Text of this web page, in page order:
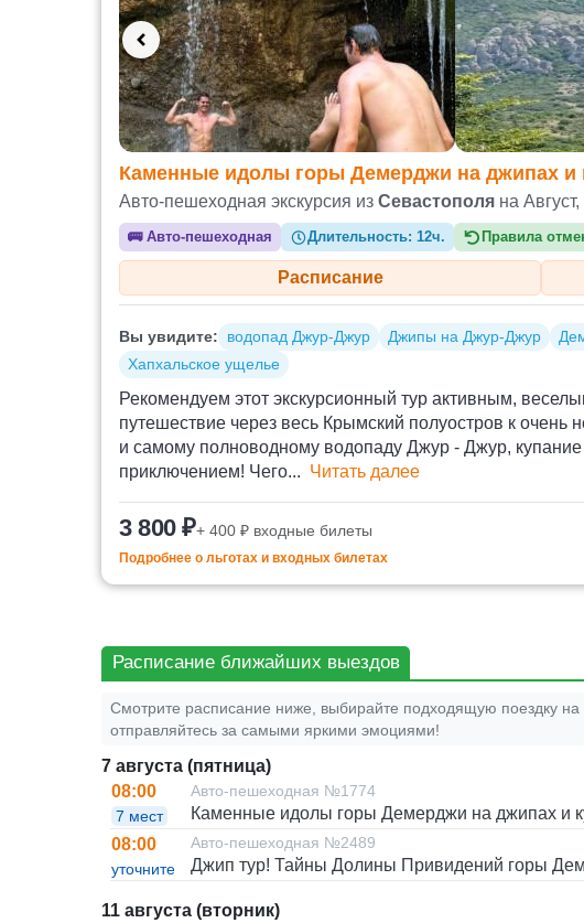
Каменные идолы горы Демерджи на джипах и
Авто-пешеходная экскурсия из Севастополя на
🚌Авто-пешеходная Длительность:12ч. Правила
Расписание
Вы увидите: водопад Джур-Джур Джипы на Джур-Джур
Хапхальское ущелье
Рекомендуем этот экскурсионный тур активным,
путешествие через весь Крымский полуостров к
и самому полноводному водопаду Джур - Джур,
приключением! Чего... Читать далее
3 800 ₽+ 400 ₽ входные билеты
Подробнее о льготах и входных билетах
Расписание ближайших выездов
Смотрите расписание ниже, выбирайте подходящую поездку
отправляйтесь за самыми яркими эмоциями!
7 августа (пятница)
08:00
7 мест
Авто-пешеходная №1774
Каменные идолы горы Демерджи на джипах и
08:00
уточните
Авто-пешеходная №2489
Джип тур! Тайны Долины Привидений горы
11 августа (вторник)